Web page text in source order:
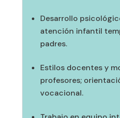
Desarrollo
atención infantil
padres.
Estilos docentes y
profesores;
vocacional.